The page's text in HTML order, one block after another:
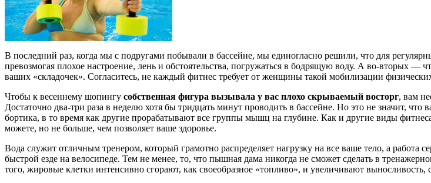
В последний раз, когда мы с подругами побывали в бассейне, мы единогласно решили, что для
превозмогая плохое настроение, лень и обстоятельства, погружаться в бодрящую воду. А во-вторых —
ваших «складочек». Согласитесь, не каждый фитнес требует от женщины такой мобилизации
Чтобы к весеннему шопингу собственная фигура вызывала у вас плохо скрываемый восторг, вам
Достаточно два-три раза в неделю хотя бы тридцать минут проводить в бассейне. Но это не значит,
бортика, в то время как другие прорабатывают все группы мышц на глубине. Как и другие виды
можете, но не больше, чем позволяет ваше здоровье.
Вода служит отличным тренером, который грамотно распределяет нагрузку на все ваше тело, а работа
быстрой езде на велосипеде. Тем не менее, то, что пышная дама никогда не сможет сделать в
того, жировые клетки интенсивно сгорают, как своеобразное «топливо», и увеличивают